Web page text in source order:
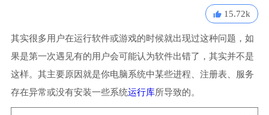
15.72k
其实很多用户在运行软件或游戏的时候就出现过这种问题，如
果是第一次遇见有的用户会可能认为软件出错了，其实并不是
这样。其主要原因就是你电脑系统中某些进程、注册表、服务
存在异常或没有安装一些系统运行库所导致的。